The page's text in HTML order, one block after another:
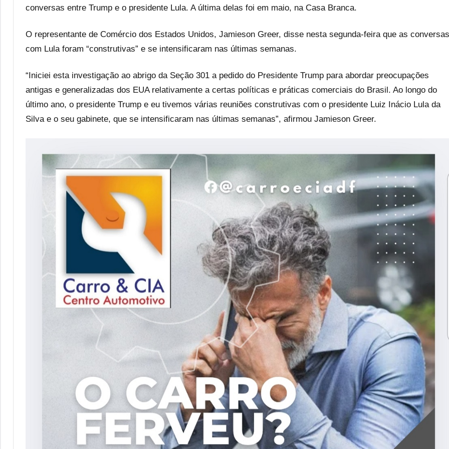
conversas entre Trump e o presidente Lula. A última delas foi em maio, na Casa Branca.
O representante de Comércio dos Estados Unidos, Jamieson Greer, disse nesta segunda-feira que as conversas
com Lula foram “construtivas” e se intensificaram nas últimas semanas.
“Iniciei esta investigação ao abrigo da Seção 301 a pedido do Presidente Trump para abordar preocupações
antigas e generalizadas dos EUA relativamente a certas políticas e práticas comerciais do Brasil. Ao longo do
último ano, o presidente Trump e eu tivemos várias reuniões construtivas com o presidente Luiz Inácio Lula da
Silva e o seu gabinete, que se intensificaram nas últimas semanas”, afirmou Jamieson Greer.